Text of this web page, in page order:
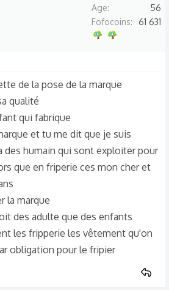
Age
56
Fofocoins
61 631
de la pose de la marque
qualité
qui fabrique
et tu me dit que je suis
des humain qui sont exploiter pour
que en friperie ces mon cher et
la marque
des adulte que des enfants
les fripperie les vêtement qu'on
obligation pour le fripier